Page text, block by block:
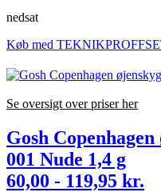
nedsat
Køb med
Se oversigt over priser her
Gosh
001 Nude 1,4 g
60,00 - 119,95 kr.